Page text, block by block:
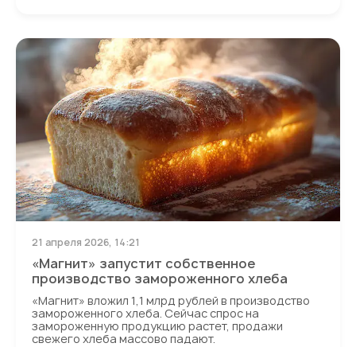
«Магнит» запустит собственное
производство замороженного хлеба
21 апреля 2026, 14:21
«Магнит» вложил 1,1 млрд рублей в производство
замороженного хлеба. Сейчас спрос на
замороженную продукцию растет, продажи
свежего хлеба массово падают.